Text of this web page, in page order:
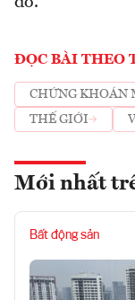
ĐỌC BÀI THEO
CHỨNG KHOÁN
THẾ GIỚI
Mới nhất
Bất động sản